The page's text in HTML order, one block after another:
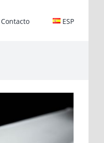
Contacto ESP